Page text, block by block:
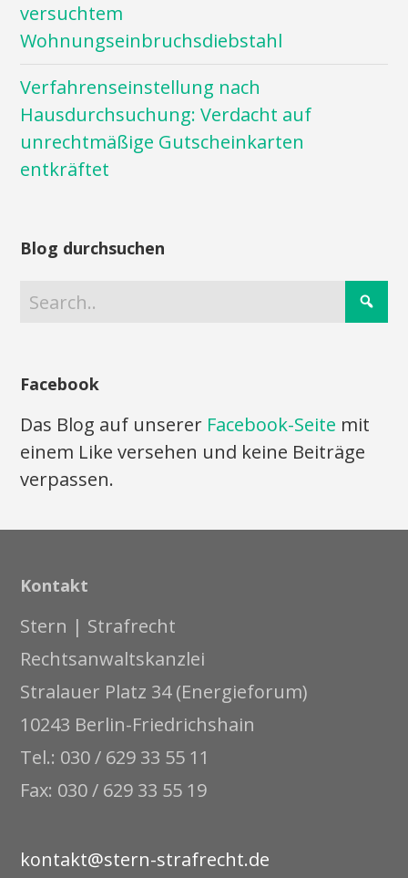
versuchtem
Wohnungseinbruchsdiebstahl
Verfahrenseinstellung nach
Hausdurchsuchung: Verdacht auf
unrechtmäßige Gutscheinkarten
entkräftet
Blog durchsuchen
Facebook
Das Blog auf unserer Facebook-Seite mit
einem Like versehen und keine Beiträge
verpassen.
Kontakt
Stern | Strafrecht
Rechtsanwaltskanzlei
Stralauer Platz 34 (Energieforum)
10243 Berlin-Friedrichshain
Tel.: 030 / 629 33 55 11
Fax: 030 / 629 33 55 19
kontakt@stern-strafrecht.de